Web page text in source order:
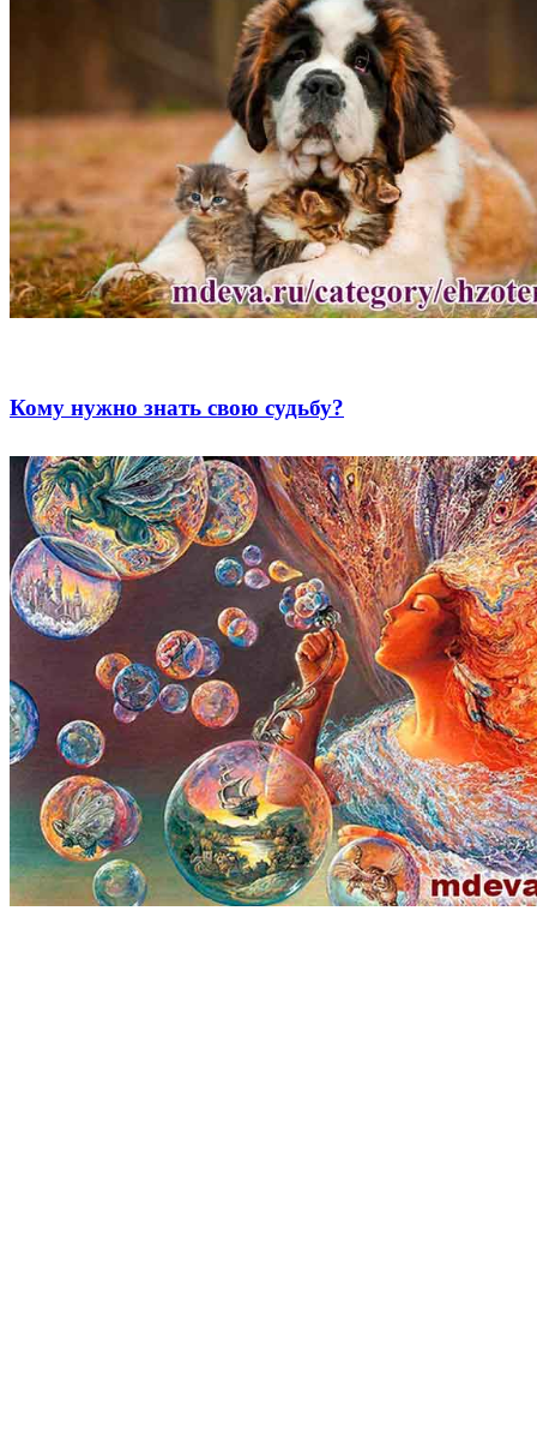
Кому нужно знать свою судьбу?